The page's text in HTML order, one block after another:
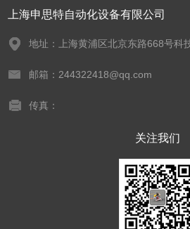
上海申思特自动化设备有限公司
地址：上海黄浦区北京东路668号科
邮箱：244322418@qq.com
传真：
关注我们